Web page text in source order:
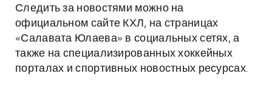
Следить за новостями можно на
официальном сайте КХЛ, на страницах
«Салавата Юлаева» в социальных сетях, а
также на специализированных хоккейных
порталах и спортивных новостных ресурсах.